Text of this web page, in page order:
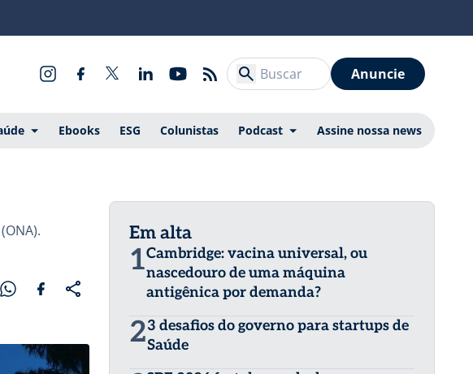
Anuncie
Ebooks ESG Colunistas Podcast Assine nossa news
Em alta
1Cambridge: vacina universal, ou
nascedouro de uma máquina
antigênica por demanda?
23 desafios do governo para startups de
Saúde